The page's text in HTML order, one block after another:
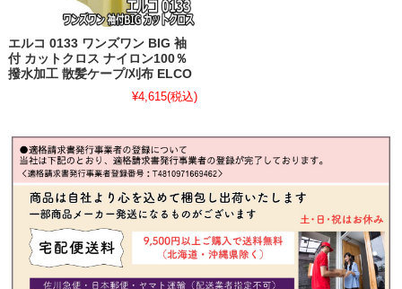
エルコ 0133 ワンズワン BIG 袖
付 カットクロス ナイロン100％
撥水加工 散髪ケープ/刈布 ELCO
¥4,615(税込)